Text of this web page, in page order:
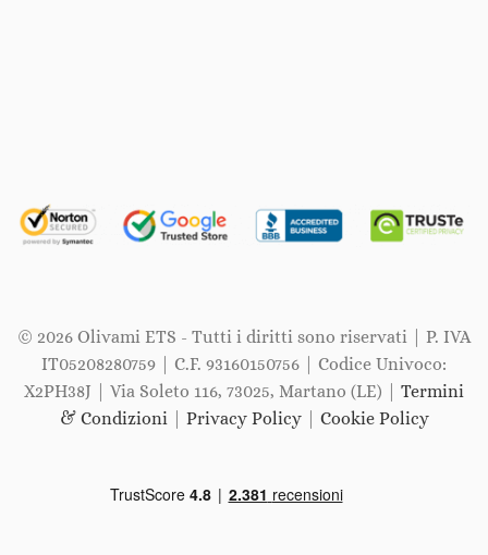
© 2026 Olivami ETS - Tutti i diritti sono riservati | P. IVA
IT05208280759 | C.F. 93160150756 | Codice Univoco:
X2PH38J | Via Soleto 116, 73025, Martano (LE) | Termini
& Condizioni
Privacy Policy| Cookie Policy